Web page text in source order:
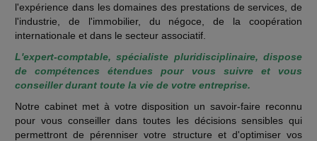
l'expérience dans les domaines des prestations de services, de
l'industrie, de l'immobilier, du négoce, de la coopération
internationale et dans le secteur associatif.
L'expert-comptable, spécialiste pluridisciplinaire, dispose
de compétences étendues pour vous suivre et vous
conseiller durant toute la vie de votre entreprise.
Notre cabinet met à votre disposition un savoir-faire reconnu
pour vous conseiller dans toutes les décisions sensibles qui
permettront de pérenniser votre structure et d'optimiser vos